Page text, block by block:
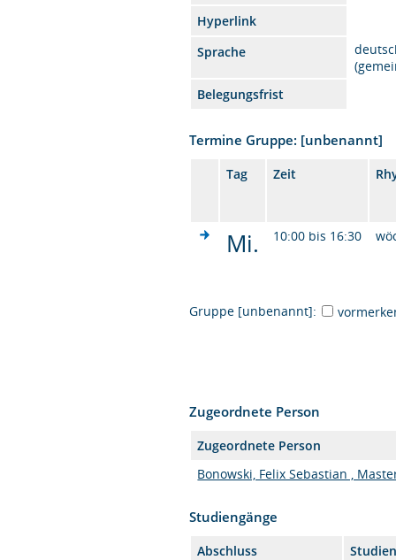
Hyperlink
Sprache
Belegungsfrist
Termine Gruppe: [unbenannt]
Tag Zeit
Mi. 10:00 bis 16:30
Gruppe [unbenannt]:
Zugeordnete Person
Zugeordnete Person
Bonowski, Felix Sebastian ,
Studiengänge
Abschluss